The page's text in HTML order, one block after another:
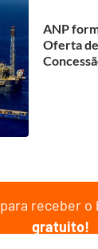
ANP
Oferta
para receber o
gratuito!